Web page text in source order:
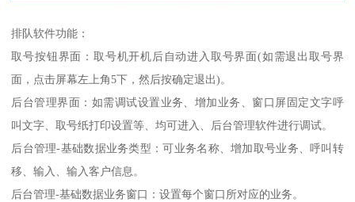
排队软件功能：
取号按钮界面：取号机开机后自动进入取号界面(如需退出取号界
面，点击屏幕左上角5下，然后按确定退出)。
后台管理界面：如需调试设置业务、增加业务、窗口屏固定文字呼
叫文字、取号纸打印设置等、均可进入、后台管理软件进行调试。
后台管理-基础数据业务类型：可业务名称、增加取号业务、呼叫转
移、输入、输入客户信息。
后台管理-基础数据业务窗口：设置每个窗口所对应的业务。